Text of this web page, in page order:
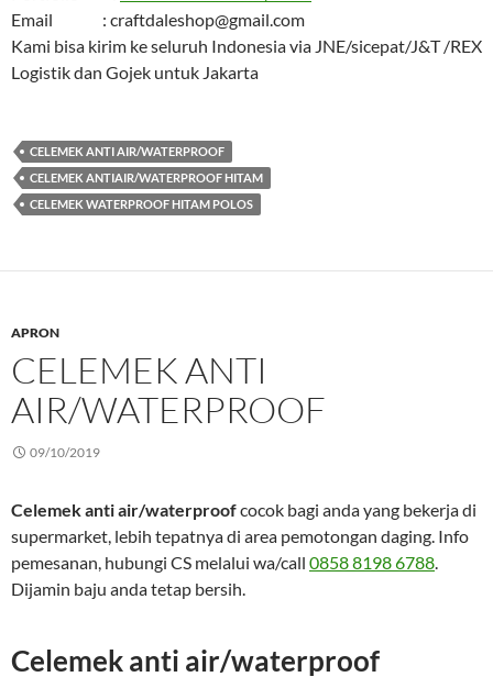
Email : craftdaleshop@gmail.com
Kami bisa kirim ke seluruh Indonesia via JNE/sicepat/J&T /REX
Logistik dan Gojek untuk Jakarta
CELEMEK ANTI AIR/WATERPROOF
CELEMEK ANTIAIR/WATERPROOF HITAM
CELEMEK WATERPROOF HITAM POLOS
APRON
CELEMEK ANTI
AIR/WATERPROOF
09/10/2019
Celemek anti air/waterproofcocok bagi anda yang bekerja di
supermarket, lebih tepatnya di area pemotongan daging. Info
pemesanan, hubungi CS melalui wa/call 0858 8198 6788.
Dijamin baju anda tetap bersih.
Celemek anti air/waterproof